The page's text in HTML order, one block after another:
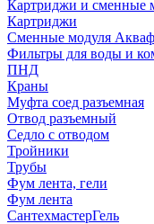
Картриджи и сменные
Картриджи
Сменные модуля
Фильтры для воды и
ПНД
Краны
Муфта соед разъемная
Отвод разъемный
Седло с отводом
Тройники
Трубы
Фум лента, гели
Фум лента
СантехмастерГель